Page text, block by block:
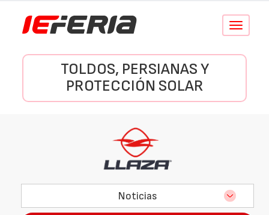
Conmutar
TOLDOS, PERSIANAS Y
PROTECCIÓN SOLAR
Noticias